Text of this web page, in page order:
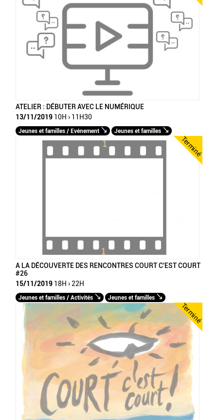
ATELIER : DÉBUTER AVEC LE NUMÉRIQUE
13/11/2019 10H › 11H30
Jeunes et familles / Evénement Jeunes et familles
Terminé
A LA DÉCOUVERTE DES RENCONTRES COURT C'EST COURT
#26
15/11/2019 18H › 22H
Jeunes et familles / Activités Jeunes et familles
Terminé